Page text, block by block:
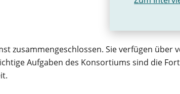
zusammengeschlossen. Sie verfügen über
Aufgaben des Konsortiums sind die